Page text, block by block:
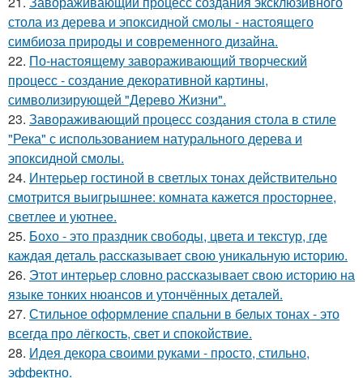
стола из дерева и эпоксидной смолы - настоящего
симбиоза природы и современного дизайна.
22. По-настоящему завораживающий творческий
процесс - создание декоративной картины,
символизирующей "Дерево Жизни".
23. Завораживающий процесс создания стола в стиле
"Река" с использованием натурального дерева и
эпоксидной смолы.
24. Интерьер гостиной в светлых тонах действительно
смотрится выигрышнее: комната кажется просторнее,
светлее и уютнее.
25. Бохо - это праздник свободы, цвета и текстур, где
каждая деталь рассказывает свою уникальную историю.
26. Этот интерьер словно рассказывает свою историю на
языке тонких нюансов и утончённых деталей.
27. Стильное оформление спальни в белых тонах - это
всегда про лёгкость, свет и спокойствие.
28. Идея декора своими руками - просто, стильно,
эффектно.